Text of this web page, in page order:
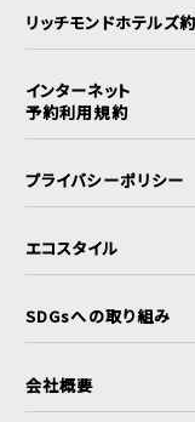
リッチモンドホテルズ
インターネット
予約利用規約
プライバシーポリシー
エコスタイル
SDGsへの取り組み
会社概要